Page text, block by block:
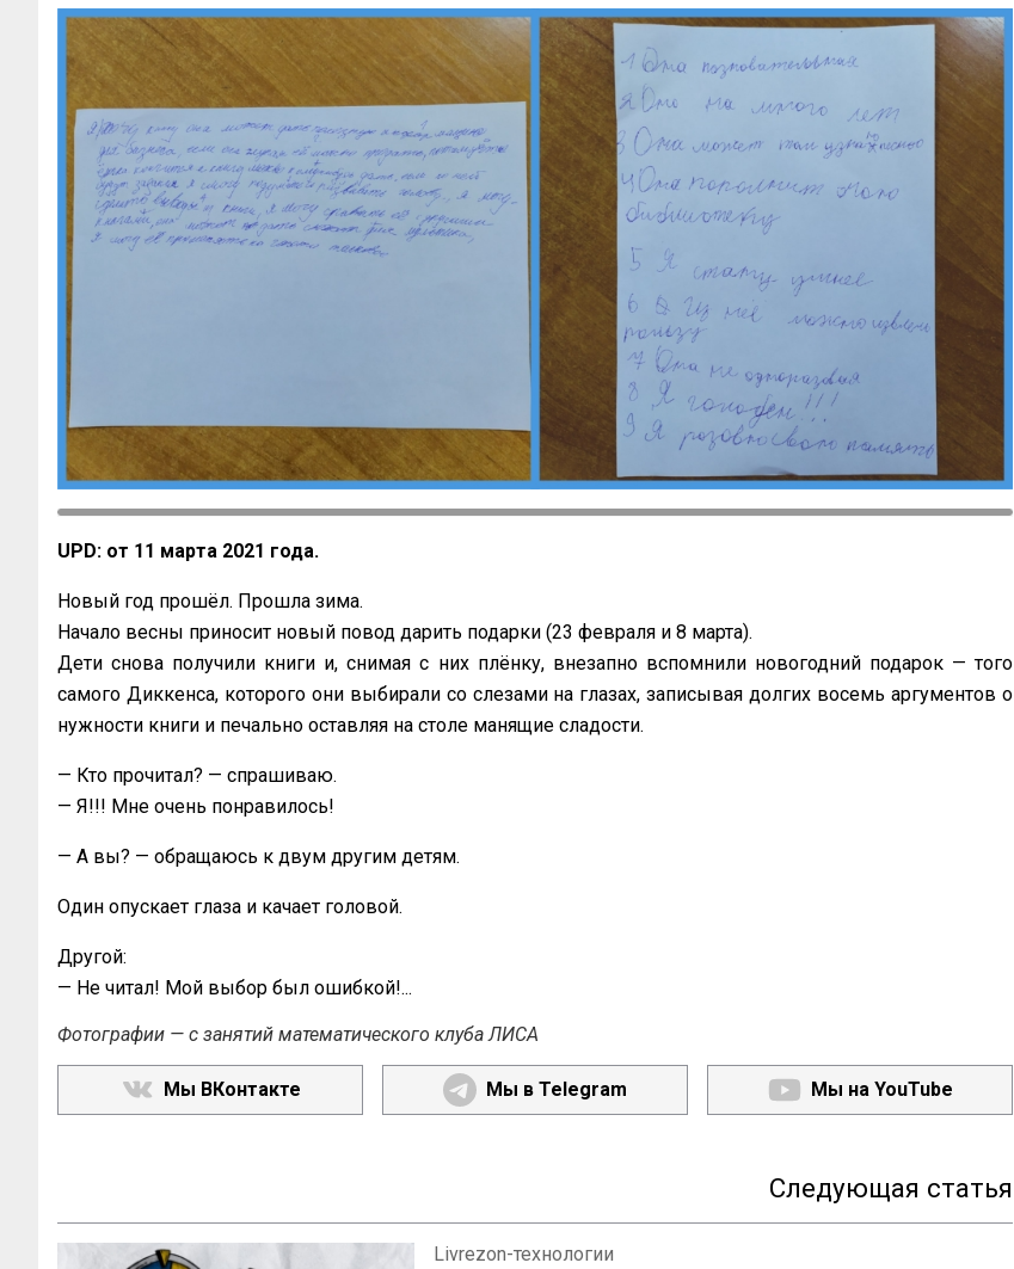
UPD: от 11 марта 2021 года.
Новый год прошёл. Прошла зима.
Начало весны приносит новый повод дарить подарки (23 февраля и 8 марта).
Дети снова получили книги и, снимая с них плёнку, внезапно вспомнили новогодний подарок — того
самого Диккенса, которого они выбирали со слезами на глазах, записывая долгих восемь аргументов о
нужности книги и печально оставляя на столе манящие сладости.
— Кто прочитал? — спрашиваю.
— Я!!! Мне очень понравилось!
— А вы? — обращаюсь к двум другим детям.
Один опускает глаза и качает головой.
Другой:
— Не читал! Мой выбор был ошибкой!...
Фотографии — с занятий математического клуба ЛИСА
Мы ВКонтакте Мы в Telegram Мы на YouTube
Следующая статья
Livrezon-технологии